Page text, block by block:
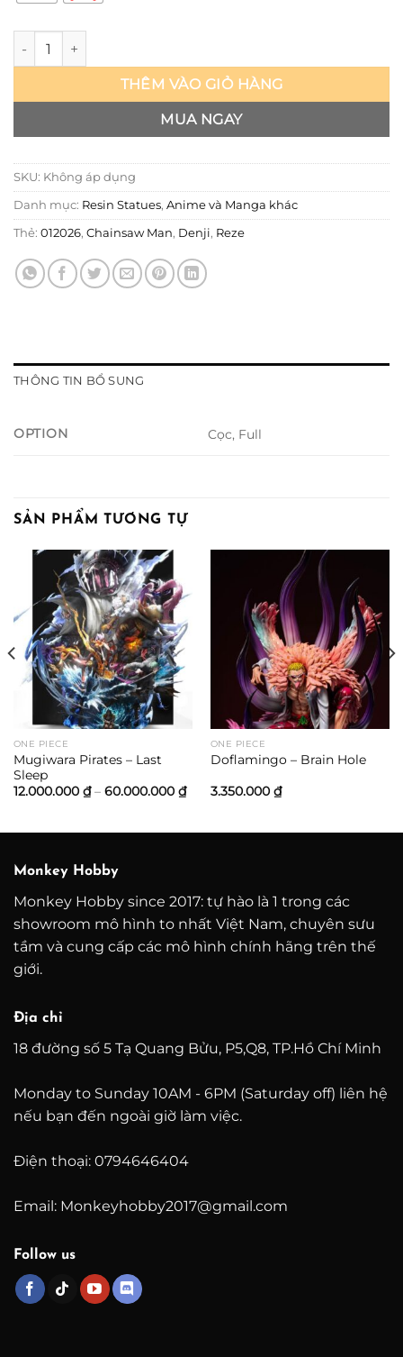
Chainsaw Man - Denji & Reze - Deep số lượng
THÊM VÀO GIỎ HÀNG
MUA NGAY
SKU: Không áp dụng
Danh mục: Resin Statues, Anime và Manga khác
Thẻ: 012026, Chainsaw Man, Denji, Reze
THÔNG TIN BỔ SUNG
OPTION Cọc, Full
SẢN PHẨM TƯƠNG TỰ
ONE PIECE
Mugiwara Pirates – Last
Sleep
12.000.000 ₫ – 60.000.000 ₫Khoảng
giá:
đến
ONE PIECE
Doflamingo – Brain Hole
3.350.000 ₫
₫
₫
Monkey Hobby
Monkey Hobby since 2017: tự hào là 1 trong các
showroom mô hình to nhất Việt Nam, chuyên sưu
tầm và cung cấp các mô hình chính hãng trên thế
giới.
Địa chỉ
18 đường số 5 Tạ Quang Bửu, P5,Q8, TP.Hồ Chí Minh
Monday to Sunday 10AM - 6PM (Saturday off) liên hệ
nếu bạn đến ngoài giờ làm việc.
Điện thoại: 0794646404
Email: Monkeyhobby2017@gmail.com
Follow us